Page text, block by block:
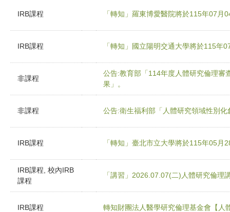
IRB課程 「轉知」羅東博愛醫院將於115年07
IRB課程 「轉知」國立陽明交通大學將於115年
非課程
公告:教育部「114年度人體研究倫理審
果」。
非課程 公告:衛生福利部「人體研究領域性別
IRB課程 「轉知」臺北市立大學將於115年05
IRB課程, 校內IRB
課程
「講習」2026.07.07(二)人體研究倫理
IRB課程 轉知財團法人醫學研究倫理基金會【人